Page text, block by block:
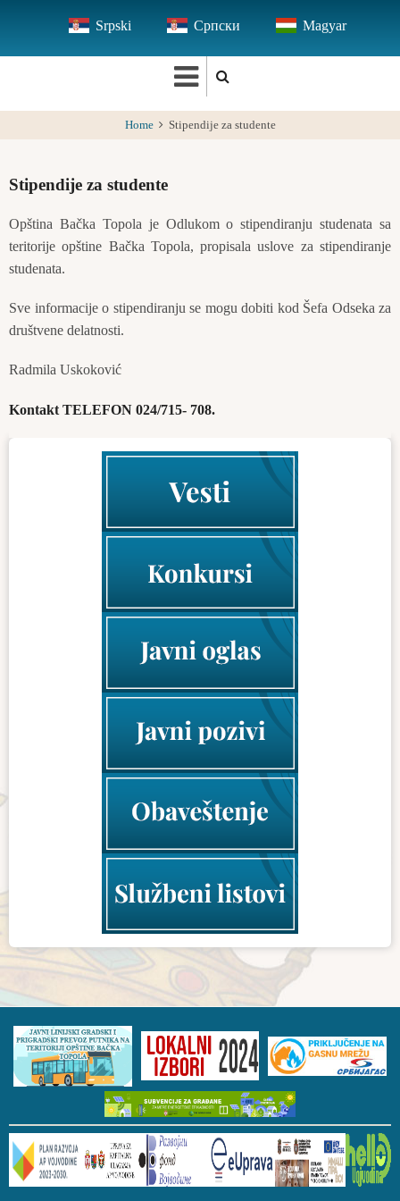
main
Srpski Српски Magyar
Home Stipendije za studente
Stipendije za studente
Opština Bačka Topola je Odlukom o stipendiranju studenata sa
teritorije opštine Bačka Topola, propisala uslove za stipendiranje
studenata.
Sve informacije o stipendiranju se mogu dobiti kod Šefa Odseka za
društvene delatnosti.
Radmila Uskoković
Kontakt TELEFON 024/715- 708.